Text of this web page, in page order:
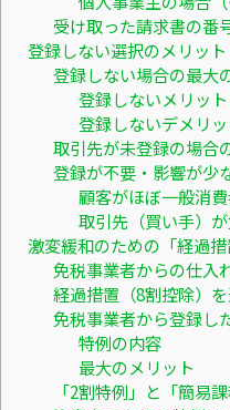
受け取った請求書の番
登録しない選択のメリッ
登録しない場合の最大
登録しないメリット
登録しないデメリッ
取引先が未登録の場合
登録が不要・影響が少
顧客がほぼ一般消
取引先（買い手）
激変緩和のための「経過
免税事業者からの仕入
経過措置（8割控除）
免税事業者から登録し
特例の内容
最大のメリット
「2割特例」と「簡易